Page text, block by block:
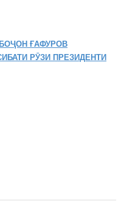
ҒАФУРОВ
РӮЗИ ПРЕЗИДЕНТИ